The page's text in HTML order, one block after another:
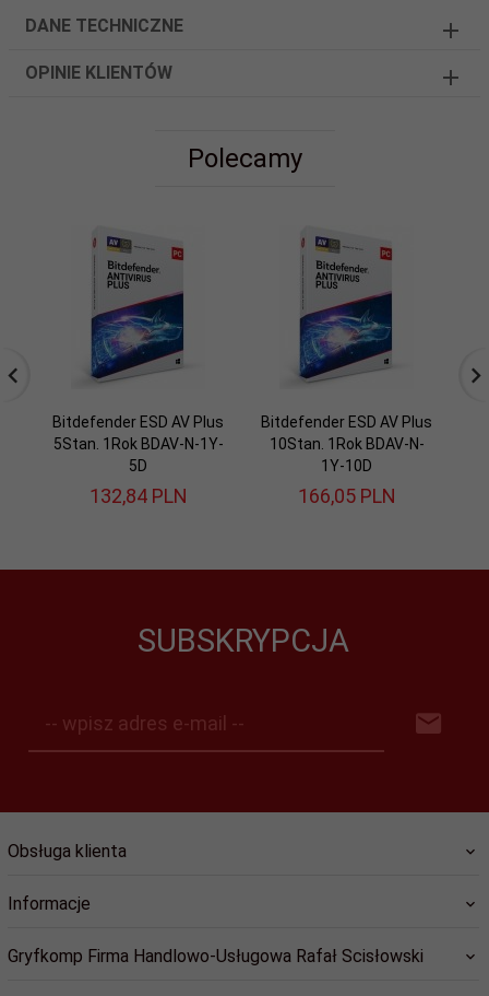
DANE TECHNICZNE
OPINIE KLIENTÓW
Polecamy
Bitdefender ESD AV Plus
5Stan. 1Rok BDAV-N-1Y-
5D
132,84 PLN
Bitdefender ESD AV Plus
10Stan. 1Rok BDAV-N-
1Y-10D
166,05 PLN
SUBSKRYPCJA
-- wpisz adres e-mail --
Obsługa klienta
Informacje
Gryfkomp Firma Handlowo-Usługowa Rafał Scisłowski